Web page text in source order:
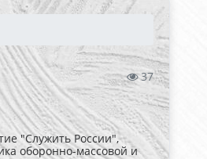
37
"Служить России",
оборонно-массовой и